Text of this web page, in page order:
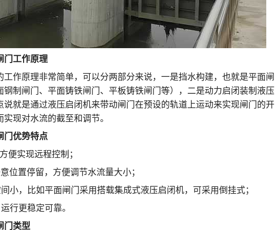
门工作原理
工作原理非常简单，可以分两部分来说，一是挡水构建，也就是平面闸
钢制闸门、平面铸铁闸门、平板铸铁闸门等），二是动力启闭装制液压
说就是通过液压启闭机来带动闸门在预设的轨道上运动来实现闸门的开
现对水流的截至和调节。
门优势特点
便实现远程控制；
位置停留，方便调节水流量大小；
小，比如平面闸门采用搭载集成式液压启闭机，可采用倒挂式；
行更稳定可靠。
门类型